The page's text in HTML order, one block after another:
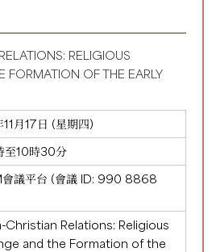
RELIGIOUS
FORMATION OF THE EARLY
月17日 (星期四)
至10時30分
議平台 (會議 ID: 990 8868
Christian Relations: Religious
and the Formation of the